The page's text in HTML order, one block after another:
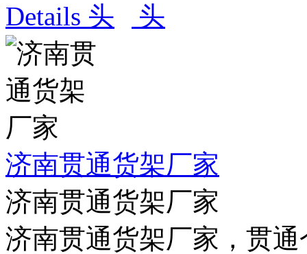
Details
济南贯通货架厂家
济南贯通货架厂家
济南贯通货架厂家，贯